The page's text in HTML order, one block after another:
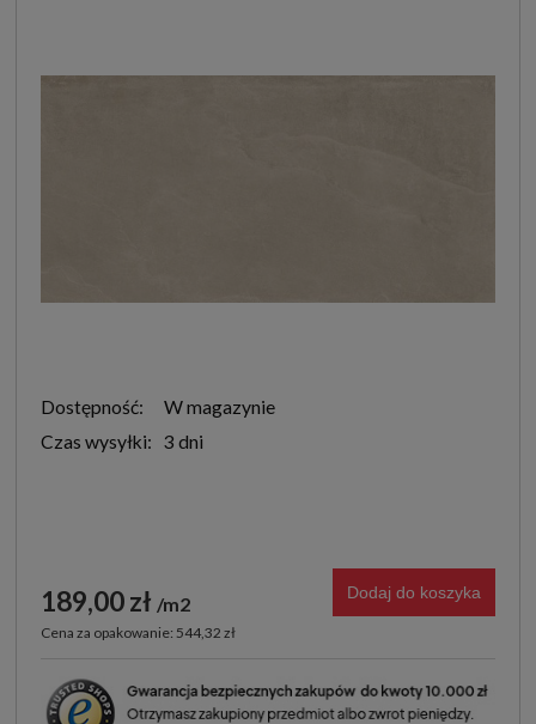
Dostępność:
W magazynie
Czas wysyłki: 3 dni
189,00 zł m2
Cena za opakowanie: 544,32 zł
Dodaj do koszyka